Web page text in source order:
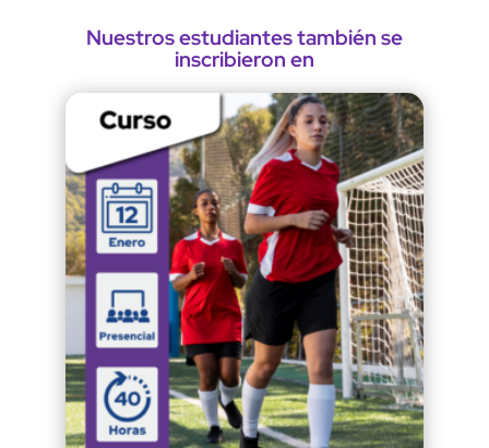
Nuestros estudiantes también se
inscribieron en